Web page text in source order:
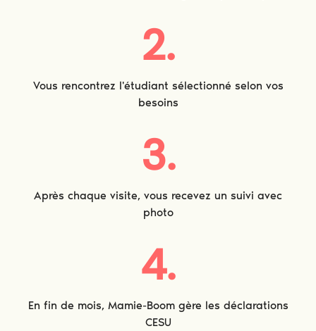
2.
Vous rencontrez l'étudiant sélectionné selon vos
besoins
3.
Après chaque visite, vous recevez un suivi avec
photo
4.
En fin de mois, Mamie-Boom gère les déclarations
CESU